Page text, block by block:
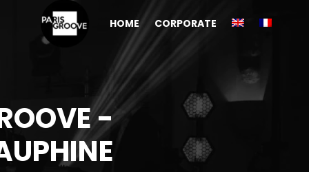
HOME CORPORATE
-